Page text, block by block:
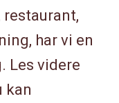
restaurant,
har vi en
Les videre
kan